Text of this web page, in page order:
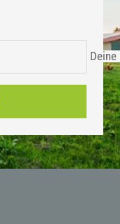
Deine